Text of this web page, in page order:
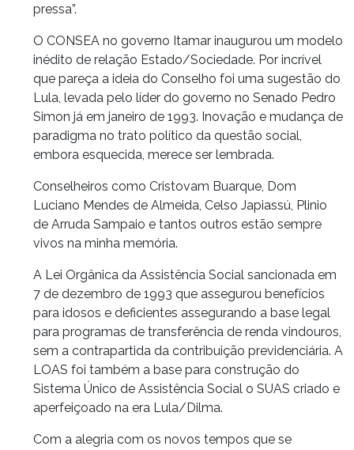
pressa”.
O CONSEA no governo Itamar inaugurou um modelo
inédito de relação Estado/Sociedade. Por incrível
que pareça a ideia do Conselho foi uma sugestão do
Lula, levada pelo líder do governo no Senado Pedro
Simon já em janeiro de 1993. Inovação e mudança de
paradigma no trato político da questão social,
embora esquecida, merece ser lembrada.
Conselheiros como Cristovam Buarque, Dom
Luciano Mendes de Almeida, Celso Japiassú, Plinio
de Arruda Sampaio e tantos outros estão sempre
vivos na minha memória.
A Lei Orgânica da Assistência Social sancionada em
7 de dezembro de 1993 que assegurou benefícios
para idosos e deficientes assegurando a base legal
para programas de transferência de renda vindouros,
sem a contrapartida da contribuição previdenciária. A
LOAS foi também a base para construção do
Sistema Único de Assistência Social o SUAS criado e
aperfeiçoado na era Lula/Dilma.
Com a alegria com os novos tempos que se